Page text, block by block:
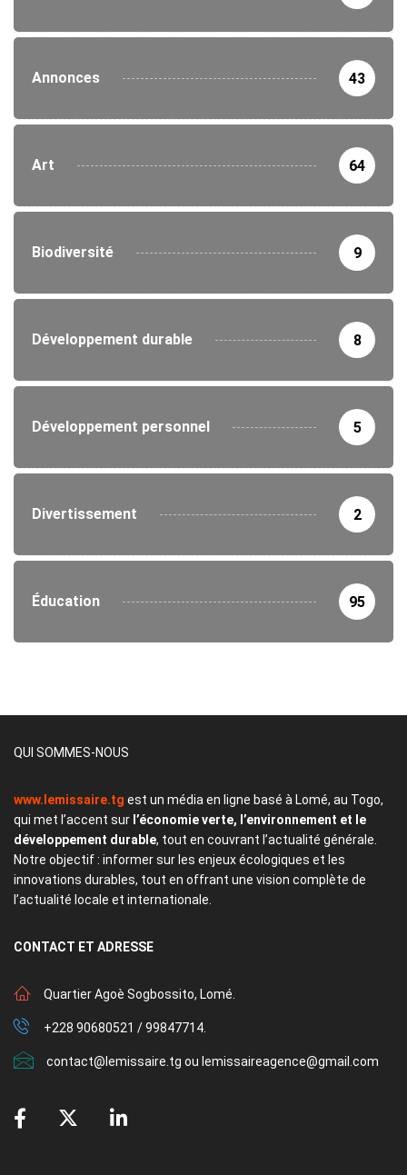
Annonces 43
Art 64
Biodiversité 9
Développement durable 8
Développement personnel 5
Divertissement 2
Éducation 95
QUI SOMMES-NOUS
www.lemissaire.tg est un média en ligne basé à Lomé, au Togo,
qui met l’accent sur l’économie verte, l’environnement et le
développement durable, tout en couvrant l’actualité générale.
Notre objectif : informer sur les enjeux écologiques et les
innovations durables, tout en offrant une vision complète de
l’actualité locale et internationale.
CONTACT ET ADRESSE
Quartier Agoè Sogbossito, Lomé.
+228 90680521 / 99847714.
contact@lemissaire.tg ou lemissaireagence@gmail.com